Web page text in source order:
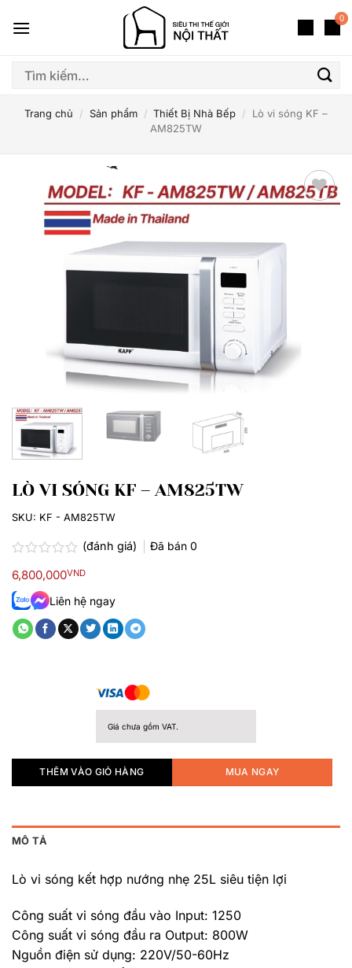
qua
dung
0
Tìm
Trang chủ / Sản phẩm / Thiết Bị Nhà Bếp /
Lò vi sóng KF –
AM825TW
LÒ VI SÓNG KF – AM825TW
xếp
hạng
0.0
sao
(đánh giá) Đã bán 0
6,800,000VND
Liên hệ ngay
Giá chưa gồm VAT.
THÊM VÀO GIỎ HÀNG MUA NGAY
SKU: KF - AM825TW
MÔ TẢ
Lò vi sóng kết hợp nướng nhẹ 25L siêu tiện lợi
Công suất vi sóng đầu vào Input: 1250
Công suất vi sóng đầu ra Output: 800W
Nguồn điện sử dụng: 220V/50-60Hz